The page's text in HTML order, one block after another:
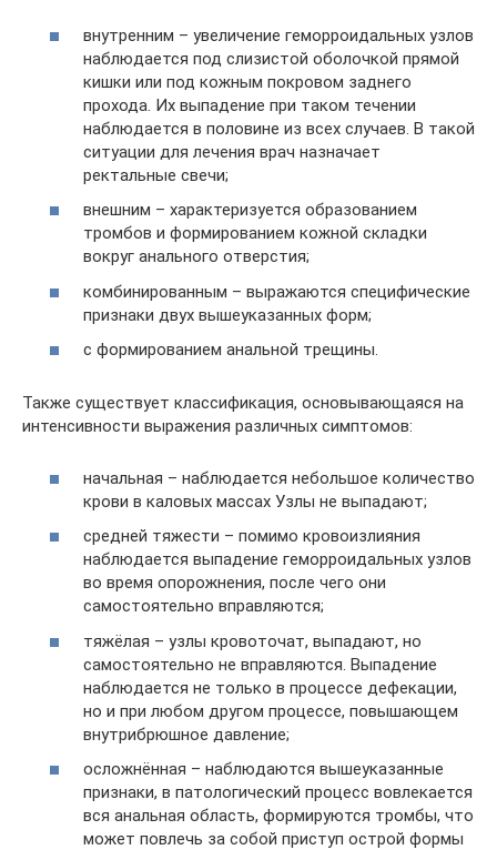
внутренним – увеличение геморроидальных узлов
наблюдается под слизистой оболочкой прямой
кишки или под кожным покровом заднего
прохода. Их выпадение при таком течении
наблюдается в половине из всех случаев. В такой
ситуации для лечения врач назначает
ректальные свечи;
внешним – характеризуется образованием
тромбов и формированием кожной складки
вокруг анального отверстия;
комбинированным – выражаются специфические
признаки двух вышеуказанных форм;
с формированием анальной трещины.
Также существует классификация, основывающаяся на
интенсивности выражения различных симптомов:
начальная – наблюдается небольшое количество
крови в каловых массах Узлы не выпадают;
средней тяжести – помимо кровоизлияния
наблюдается выпадение геморроидальных узлов
во время опорожнения, после чего они
самостоятельно вправляются;
тяжёлая – узлы кровоточат, выпадают, но
самостоятельно не вправляются. Выпадение
наблюдается не только в процессе дефекации,
но и при любом другом процессе, повышающем
внутрибрюшное давление;
осложнённая – наблюдаются вышеуказанные
признаки, в патологический процесс вовлекается
вся анальная область, формируются тромбы, что
может повлечь за собой приступ острой формы